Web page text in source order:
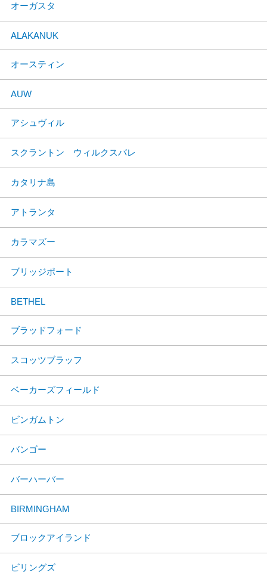
オーガスタ
ALAKANUK
オースティン
AUW
アシュヴィル
スクラントン ウィルクスバレ
カタリナ島
アトランタ
カラマズー
ブリッジポート
BETHEL
ブラッドフォード
スコッツブラッフ
ベーカーズフィールド
ビンガムトン
バンゴー
バーハーバー
BIRMINGHAM
ブロックアイランド
ビリングズ